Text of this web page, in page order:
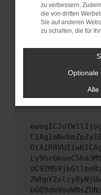
Sicherheitsrisiko,
führen, dass
unterstützt
Wende dich an
Wenn du alle
hast, kontaktiere
versuchen, das
uns diesen Text
zu verbessern.
die von dritten
Sie auf anderen
zu schalten, die für
Optionale
Alle